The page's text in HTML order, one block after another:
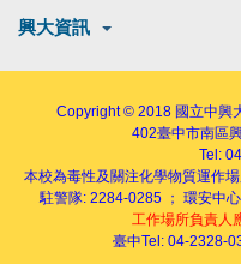
興大資訊
Copyright © 2018 國立中興
402臺中市南區
Tel:
本校為毒性及關注化學物質運作
駐警隊: 2284-0285 ； 環安中
工作場所負責人
臺中Tel: 04-2328-